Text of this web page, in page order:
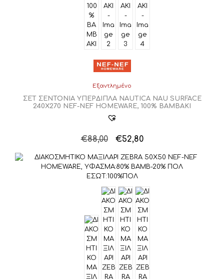
Εξαντλημένο
ΣΕΤ ΣΕΝΤΟΝΙΑ ΥΠΕΡΔΙΠΛΑ NAUTICA NAU SURFACE
240Χ270 NEF-NEF HOMEWARE, 100% ΒΑΜΒΑΚΙ
€88,00
Original
was:
€88,00.
€52,80Η
τιμή
€52,80.